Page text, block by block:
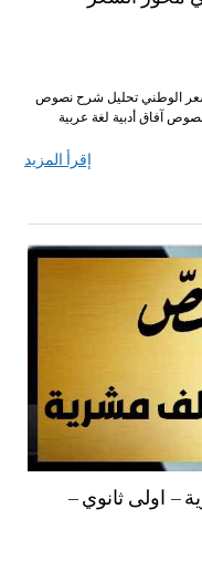
الوطني تحليل شرح نصوص
آفاق أدبية لغة عربية
إقرأ المزيد
– اولى ثانوي –